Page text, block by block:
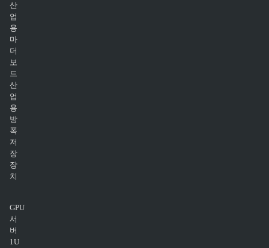
산
업
용
마
더
보
드
산
업
용
방
폭
저
장
장
치
GPU
서
버
1U